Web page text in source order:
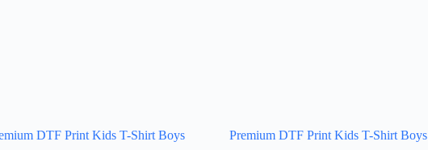
DTF Print Kids T-Shirt Boys
Premium DTF Print Kids T-Shirt Boys